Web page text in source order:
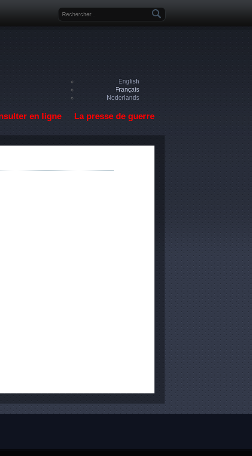
Formulaire de recherche
English
Français
Nederlands
en ligne La presse de guerre